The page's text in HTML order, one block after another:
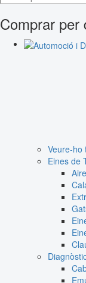
Comprar per
Veure-ho
Eines de